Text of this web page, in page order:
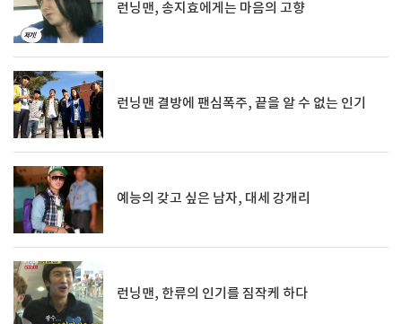
런닝맨, 송지효에게는 마음의 고향
런닝맨 결방에 팬심폭주, 끝을 알 수 없는 인기
예능의 갖고 싶은 남자, 대세 강개리
런닝맨, 한류의 인기를 짐작케 하다